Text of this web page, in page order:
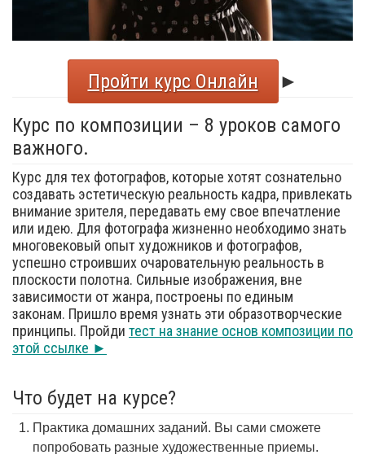
Пройти курс Онлайн
►
Курс по композиции – 8 уроков самого
важного.
Курс для тех фотографов, которые хотят сознательно
создавать эстетическую реальность кадра, привлекать
внимание зрителя, передавать ему свое впечатление
или идею. Для фотографа жизненно необходимо знать
многовековый опыт художников и фотографов,
успешно строивших очаровательную реальность в
плоскости полотна. Сильные изображения, вне
зависимости от жанра, построены по единым
законам. Пришло время узнать эти образотворческие
принципы. Пройди тест на знание основ композиции по
этой ссылке ►
Что будет на курсе?
Практика домашних заданий. Вы сами сможете
попробовать разные художественные приемы.